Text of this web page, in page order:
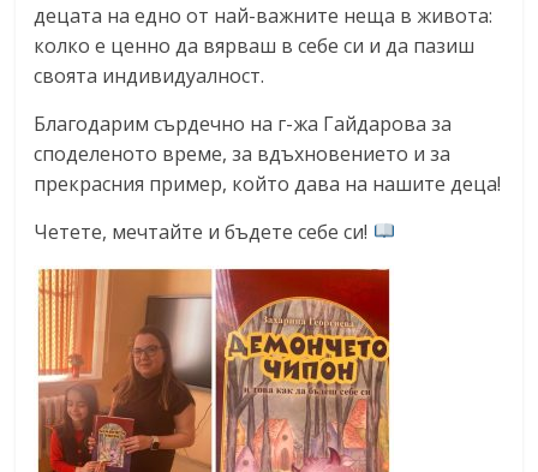
децата на едно от най-важните неща в живота:
колко е ценно да вярваш в себе си и да пазиш
своята индивидуалност.
Благодарим сърдечно на г-жа Гайдарова за
споделеното време, за вдъхновението и за
прекрасния пример, който дава на нашите деца!
Четете, мечтайте и бъдете себе си!